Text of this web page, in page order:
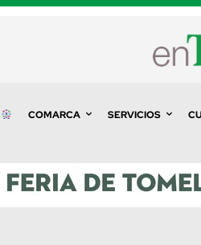
COMARCA SERVICIOS